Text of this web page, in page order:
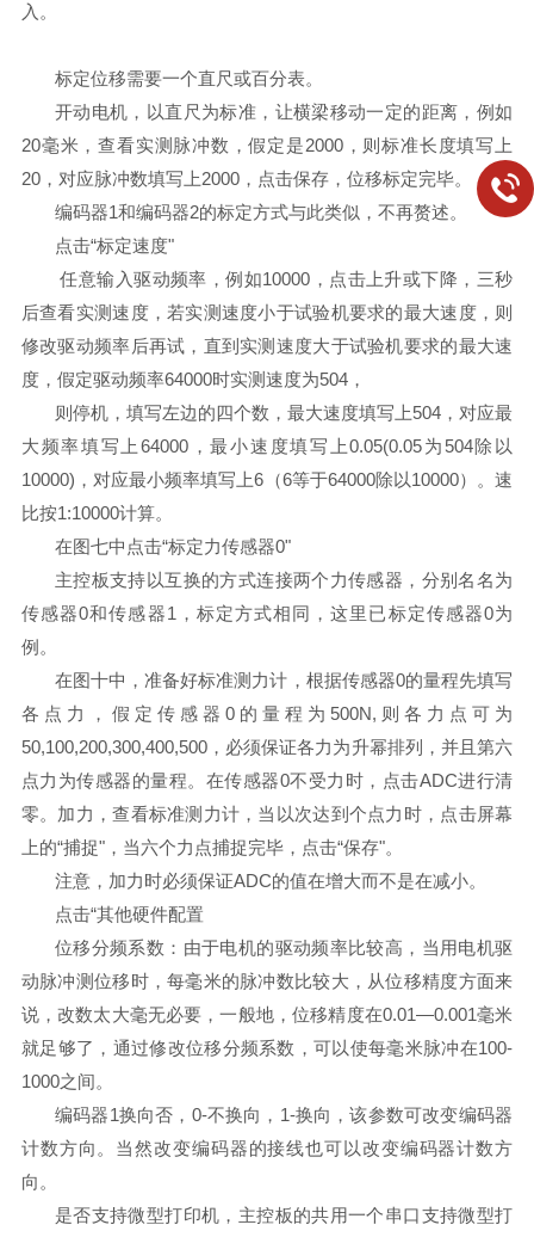
入。
标定位移需要一个直尺或百分表。
开动电机，以直尺为标准，让横梁移动一定的距离，例如
20毫米，查看实测脉冲数，假定是2000，则标准长度填写上
20，对应脉冲数填写上2000，点击保存，位移标定完毕。
编码器1和编码器2的标定方式与此类似，不再赘述。
点击“标定速度"
任意输入驱动频率，例如10000，点击上升或下降，三秒
后查看实测速度，若实测速度小于试验机要求的最大速度，则
修改驱动频率后再试，直到实测速度大于试验机要求的最大速
度，假定驱动频率64000时实测速度为504，
则停机，填写左边的四个数，最大速度填写上504，对应最
大频率填写上64000，最小速度填写上0.05(0.05为504除以
10000)，对应最小频率填写上6（6等于64000除以10000）。速
比按1:10000计算。
在图七中点击“标定力传感器0"
主控板支持以互换的方式连接两个力传感器，分别名名为
传感器0和传感器1，标定方式相同，这里已标定传感器0为
例。
在图十中，准备好标准测力计，根据传感器0的量程先填写
各点力，假定传感器0的量程为500N,则各力点可为
50,100,200,300,400,500，必须保证各力为升幂排列，并且第六
点力为传感器的量程。在传感器0不受力时，点击ADC进行清
零。加力，查看标准测力计，当以次达到个点力时，点击屏幕
上的“捕捉"，当六个力点捕捉完毕，点击“保存"。
注意，加力时必须保证ADC的值在增大而不是在减小。
点击“其他硬件配置
位移分频系数：由于电机的驱动频率比较高，当用电机驱
动脉冲测位移时，每毫米的脉冲数比较大，从位移精度方面来
说，改数太大毫无必要，一般地，位移精度在0.01—0.001毫米
就足够了，通过修改位移分频系数，可以使每毫米脉冲在100-
1000之间。
编码器1换向否，0-不换向，1-换向，该参数可改变编码器
计数方向。当然改变编码器的接线也可以改变编码器计数方
向。
是否支持微型打印机，主控板的共用一个串口支持微型打